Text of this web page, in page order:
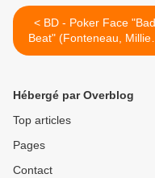
< BD - Poker Face "Bad
Beat" (Fonteneau, Millien,
Arnoux)
Hébergé par Overblog
Top articles
Pages
Contact